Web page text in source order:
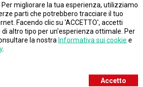
migliorare la tua esperienza, utilizziamo
parti che potrebbero tracciare il tuo
Facendo clic su 'ACCETTO', accetti
di altro tipo per un'esperienza ottimale. Per
la nostra Informativa sui cookie e
.
Accetto